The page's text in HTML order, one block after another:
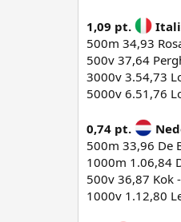
1,09 pt.
500m 34,93
500v 37,64
3000v 3.54,73
5000v 6.51,76
0,74 pt.
500m 33,96 De
1000m 1.06,84
500v 36,87 Kok
1000v 1.12,80